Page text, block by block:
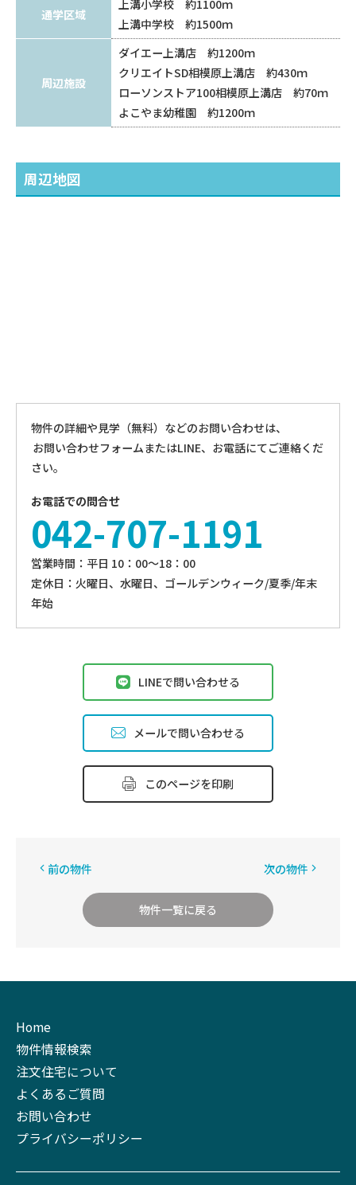
通学区域
上溝小学校 約1100ｍ
上溝中学校 約1500ｍ
周辺施設
ダイエー上溝店 約1200ｍ
クリエイトSD相模原上溝店 約430ｍ
ローソンストア100相模原上溝店 約70ｍ
よこやま幼稚園 約1200ｍ
周辺地図
物件の詳細や見学（無料）などのお問い合わせは、
お問い合わせフォームまたはLINE、お電話にてご連絡くだ
さい。
お電話での問合せ
042-707-1191
営業時間：平⽇ 10：00〜18：00
定休⽇：火曜日、⽔曜⽇、ゴールデンウィーク/夏季/年末
年始
LINEで問い合わせる
メールで問い合わせる
このページを印刷
前の物件
物件一覧に戻る
次の物件
Home
物件情報検索
注文住宅について
よくあるご質問
お問い合わせ
プライバシーポリシー